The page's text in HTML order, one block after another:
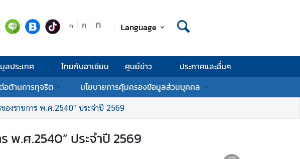
ก ก ก Language
ลประเทศ ไทยกับอาเซียน ศูนย์ข่าว
ประกาศและอื่นๆ
ต้านการทุจริต นโยบายการคุ้มครองข้อมูลส่วนบุคคล
องราชการ พ.ศ.2540” ประจำปี 2569
พ.ศ.2540” ประจำปี 2569